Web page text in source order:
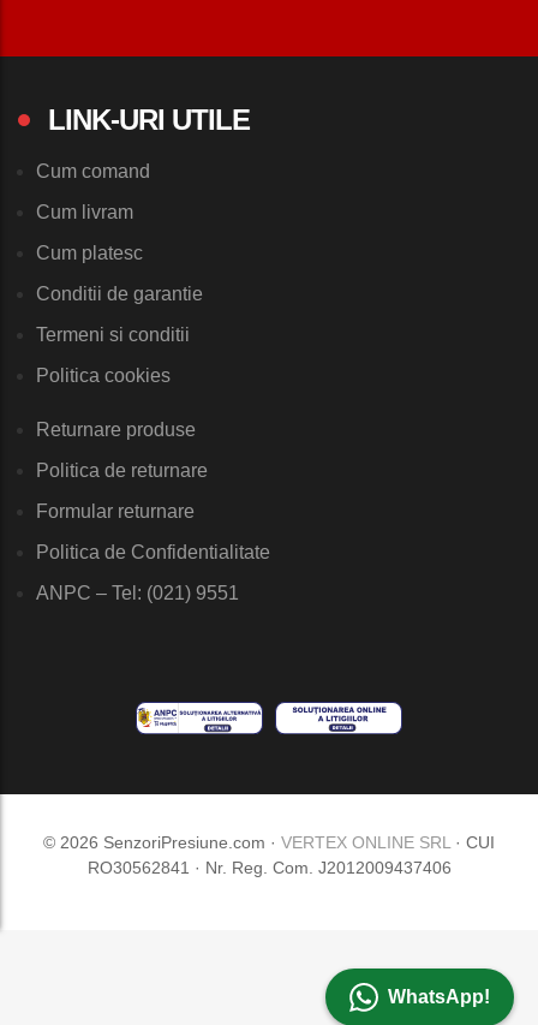
WhatsApp!
LINK-URI UTILE
Cum comand
Cum livram
Cum platesc
Conditii de garantie
Termeni si conditii
Politica cookies
Returnare produse
Politica de returnare
Formular returnare
Politica de Confidentialitate
ANPC – Tel: (021) 9551
© 2026 SenzoriPresiune.com · VERTEX ONLINE SRL· CUI
RO30562841 · Nr. Reg. Com. J2012009437406